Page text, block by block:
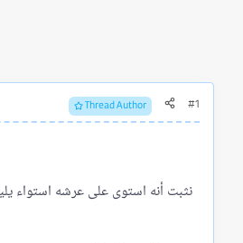
Thread Author #1
نثبت أنه استوى على عرشه استواء